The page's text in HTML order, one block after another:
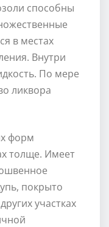
способны
в местах
Внутри
По мере
ликвора
форм
толще. Имеет
покрыто
участках